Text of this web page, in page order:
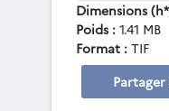
Dimensions
Poids : 1.41 MB
Format : TIF
Partager